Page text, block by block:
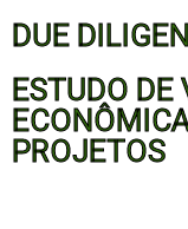
DUE
ESTUDO DE
PROJETOS